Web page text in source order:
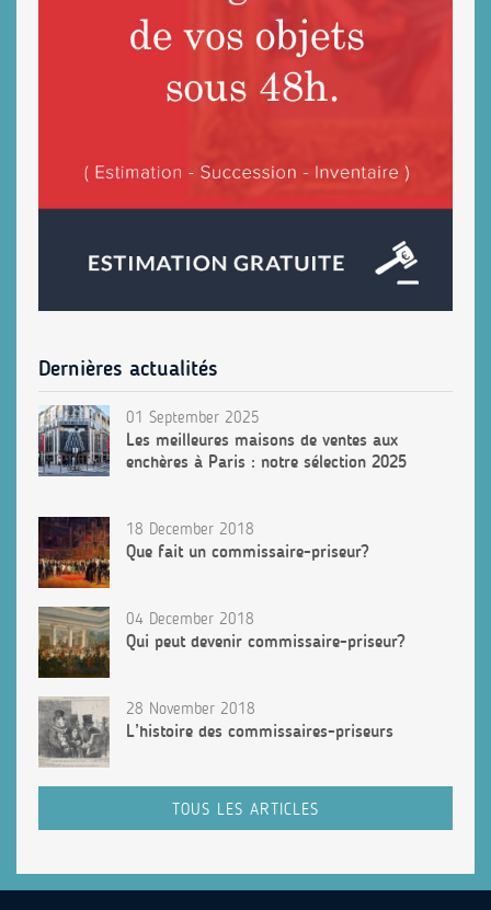
Dernières actualités
01 September 2025
Les meilleures maisons de ventes aux
enchères à Paris : notre sélection 2025
18 December 2018
Que fait un commissaire-priseur?
04 December 2018
Qui peut devenir commissaire-priseur?
28 November 2018
L’histoire des commissaires-priseurs
TOUS LES ARTICLES